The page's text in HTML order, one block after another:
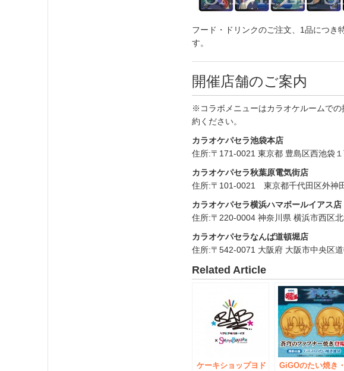
フード・ドリンクのご注文、1品につき
す。
開催店舗のご案内
※コラボメニューはカラオケルームで
約ください。
カラオケパセラ池袋本店
住所:〒171-0021 東京都 豊島区西池袋
カラオケパセラ秋葉原電気街店
住所:〒101-0021 東京都千代田区外神
カラオケパセラ横浜ハマボールイアス店
住所:〒220-0004 神奈川県 横浜市西区
カラオケパセラなんば道頓堀店
住所:〒542-0071 大阪府 大阪市中央区
Related Article
ケーキショップヨド
GiGOのたい焼き・